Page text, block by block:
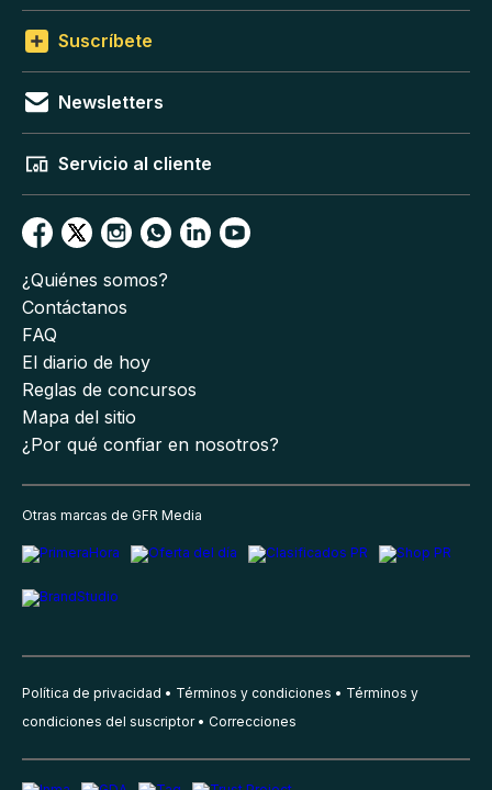
Suscríbete
Newsletters
Servicio al cliente
¿Quiénes somos?
Contáctanos
FAQ
El diario de hoy
Reglas de concursos
Mapa del sitio
¿Por qué confiar en nosotros?
Otras marcas de GFR Media
Política de privacidad Términos y condiciones
Términos y
condiciones del suscriptor
Correcciones